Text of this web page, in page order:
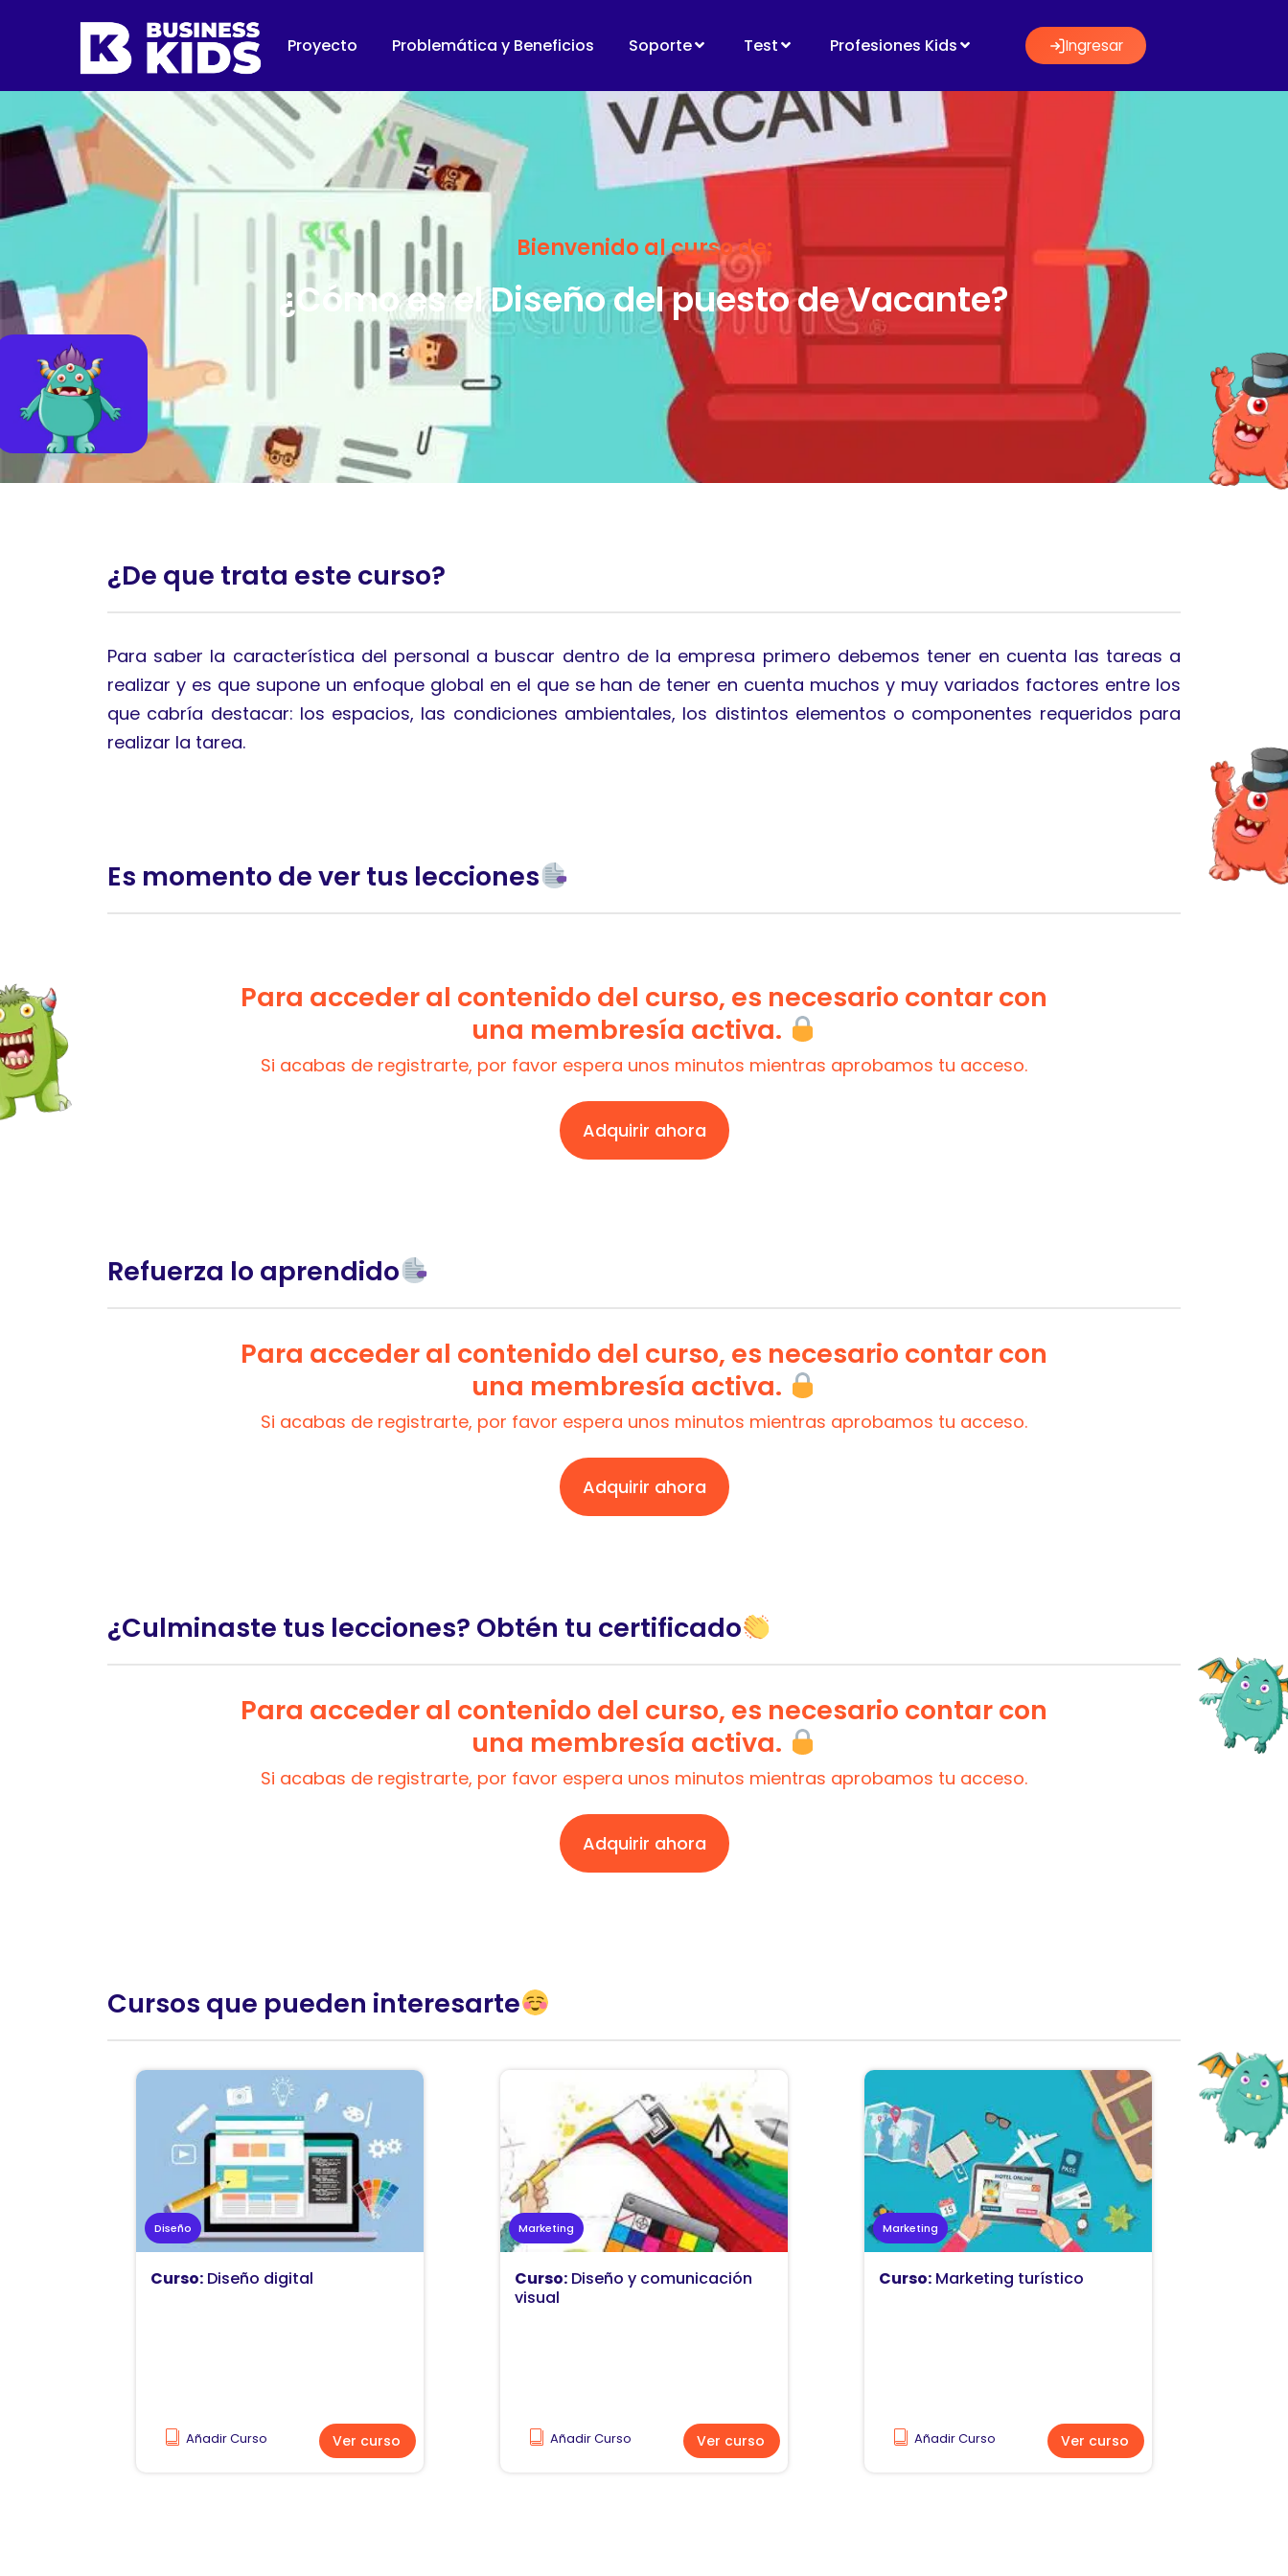
Proyecto Problemática y Beneficios Soporte Test Profesiones Kids Ingresar
Bienvenido al curso de:
¿Cómo es el Diseño del puesto de Vacante?
¿De que trata este curso?
Para saber la característica del personal a buscar dentro de la empresa primero debemos tener en cuenta las tareas a
realizar y es que supone un enfoque global en el que se han de tener en cuenta muchos y muy variados factores entre los
que cabría destacar: los espacios, las condiciones ambientales, los distintos elementos o componentes requeridos para
realizar la tarea.
Es momento de ver tus lecciones
Para acceder al contenido del curso, es necesario contar con
una membresía activa.
Si acabas de registrarte, por favor espera unos minutos mientras aprobamos tu acceso.
Adquirir ahora
Refuerza lo aprendido
Para acceder al contenido del curso, es necesario contar con
una membresía activa.
Si acabas de registrarte, por favor espera unos minutos mientras aprobamos tu acceso.
Adquirir ahora
¿Culminaste tus lecciones? Obtén tu certificado
Para acceder al contenido del curso, es necesario contar con
una membresía activa.
Si acabas de registrarte, por favor espera unos minutos mientras aprobamos tu acceso.
Adquirir ahora
Cursos que pueden interesarte
Diseño
Curso: Diseño digital
Añadir Curso Ver curso
Marketing
Curso: Diseño y comunicación
visual
Añadir Curso Ver curso
Marketing
Curso: Marketing turístico
Añadir Curso Ver curso